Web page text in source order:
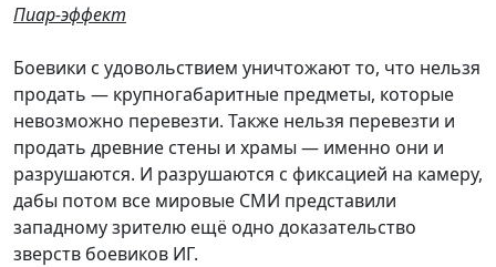
Пиар-эффект
Боевики с удовольствием уничтожают то, что нельзя
продать — крупногабаритные предметы, которые
невозможно перевезти. Также нельзя перевезти и
продать древние стены и храмы — именно они и
разрушаются. И разрушаются с фиксацией на камеру,
дабы потом все мировые СМИ представили
западному зрителю ещё одно доказательство
зверств боевиков ИГ.